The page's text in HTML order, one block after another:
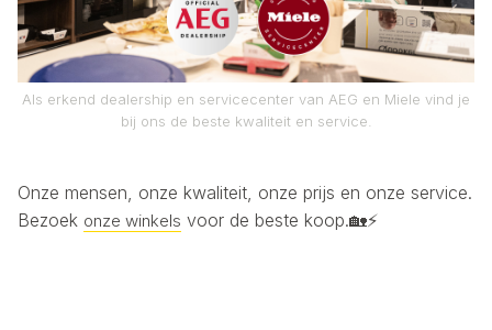
Als erkend dealership en servicecenter van AEG en Miele vind je
bij ons de beste kwaliteit en service.
Onze mensen, onze kwaliteit, onze prijs en onze service.
Bezoek onze winkels voor de beste koop.🏡⚡